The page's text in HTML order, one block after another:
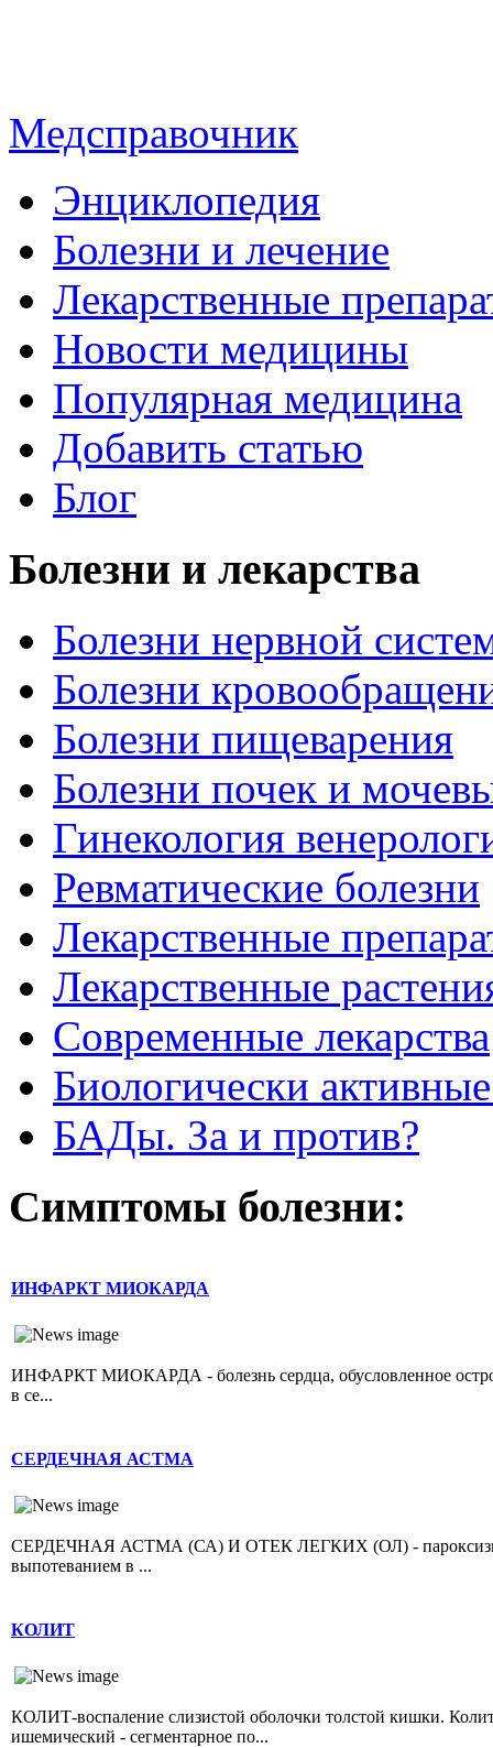
Медсправочник
Энциклопедия
Болезни и лечение
Лекарственные
Новости медицины
Популярная медицина
Добавить статью
Блог
Болезни и лекарства
Болезни нервной
Болезни
Болезни пищеварения
Болезни почек и
Гинекология
Ревматические болезни
Лекарственные
Лекарственные
Современные лекарства
Биологически
БАДы. За и против?
Симптомы болезни:
ИНФАРКТ МИОКАРДА
ИНФАРКТ МИОКАРДА - болезнь сердца, обусловленное острой
в се...
СЕРДЕЧНАЯ АСТМА
СЕРДЕЧНАЯ АСТМА (СА) И ОТЕК ЛЕГКИХ (ОЛ) -
выпотеванием в ...
КОЛИТ
КОЛИТ-воспаление слизистой оболочки толстой кишки.
ишемический - сегментарное по...